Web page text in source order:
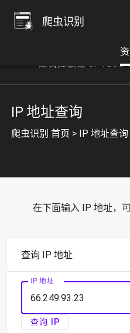
爬虫识别
是否应该让 GPTBot/
IP 地址查询
爬虫识别 首页 > IP 地址查询
在下面输入 IP 地址，
查询 IP 地址
IP 地址
查询 IP